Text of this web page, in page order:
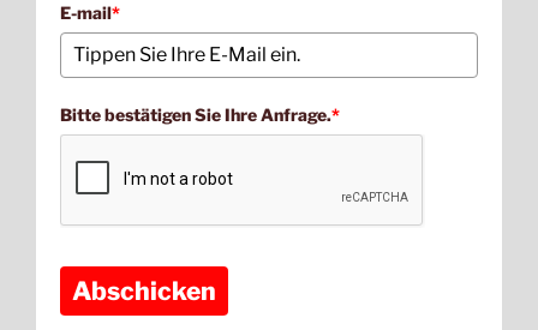
E-mail*
Bitte bestätigen Sie Ihre Anfrage.*
Abschicken